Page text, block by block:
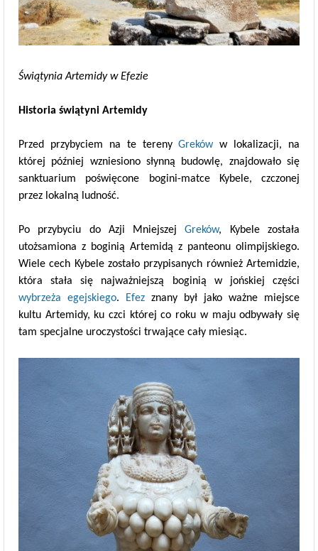
Świątynia Artemidy w Efezie
Historia świątyni Artemidy
Przed przybyciem na te terenyGrekóww lokalizacji, na
której później wzniesiono słynną budowlę, znajdowało się
sanktuarium poświęcone bogini-matce Kybele, czczonej
przez lokalną ludność.
Po przybyciu do Azji MniejszejGreków, Kybele została
utożsamiona z boginią Artemidą z panteonu olimpijskiego.
Wiele cech Kybele zostało przypisanych również Artemidzie,
która stała się najważniejszą boginią w jońskiej części
wybrzeża egejskiego. Efez znany był jako ważne miejsce
kultu Artemidy, ku czci której co roku w maju odbywały się
tam specjalne uroczystości trwające cały miesiąc.